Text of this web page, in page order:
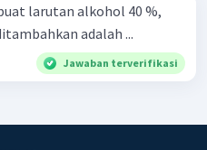
larutan alkohol 40 %,
adalah ...
Jawaban terverifikasi